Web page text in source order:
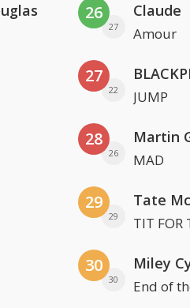
26
27
Claude
Amour
27
22 JUMP
28
26
Martin
MAD
29
29
Tate
TIT FOR
30
30
Miley
End of